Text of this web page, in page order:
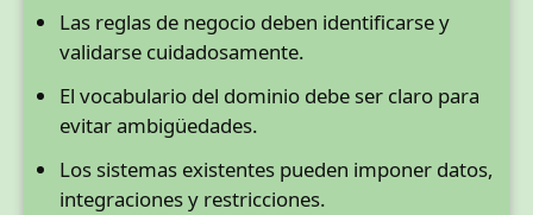
Las reglas de negocio deben identificarse y
validarse cuidadosamente.
El vocabulario del dominio debe ser claro para
evitar ambigüedades.
Los sistemas existentes pueden imponer datos,
integraciones y restricciones.